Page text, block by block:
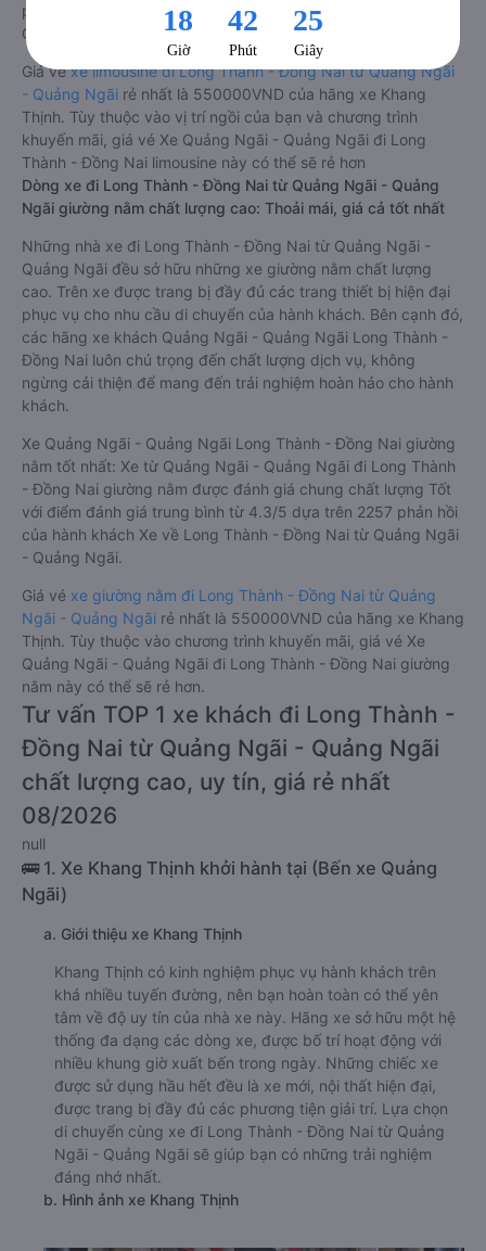
phản hồi của hành khách Xe về Long Thành - Đồng Nai từ
Quảng Ngãi - Quảng Ngãi.
Giá véxe limousine đi Long Thành - Đồng Nai từ Quảng Ngãi
- Quảng Ngãi rẻ nhất là 550000VND của hãng xe Khang
Thịnh. Tùy thuộc vào vị trí ngồi của bạn và chương trình
khuyến mãi, giá vé Xe Quảng Ngãi - Quảng Ngãi đi Long
Thành - Đồng Nai limousine này có thể sẽ rẻ hơn
Dòng xe đi Long Thành - Đồng Nai từ Quảng Ngãi - Quảng
Ngãi giường nằm chất lượng cao: Thoải mái, giá cả tốt nhất
Những nhà xe đi Long Thành - Đồng Nai từ Quảng Ngãi -
Quảng Ngãi đều sở hữu những xe giường nằm chất lượng
cao. Trên xe được trang bị đầy đủ các trang thiết bị hiện đại
phục vụ cho nhu cầu di chuyển của hành khách. Bên cạnh đó,
các hãng xe khách Quảng Ngãi - Quảng Ngãi Long Thành -
Đồng Nai luôn chú trọng đến chất lượng dịch vụ, không
ngừng cải thiện để mang đến trải nghiệm hoàn hảo cho hành
khách.
Xe Quảng Ngãi - Quảng Ngãi Long Thành - Đồng Nai giường
nằm tốt nhất: Xe từ Quảng Ngãi - Quảng Ngãi đi Long Thành
- Đồng Nai giường nằm được đánh giá chung chất lượng Tốt
với điểm đánh giá trung bình từ 4.3/5 dựa trên 2257 phản hồi
của hành khách Xe về Long Thành - Đồng Nai từ Quảng Ngãi
- Quảng Ngãi.
Giá vé xe giường nằm đi Long Thành - Đồng Nai từ Quảng
Ngãi - Quảng Ngãi rẻ nhất là 550000VND của hãng xe Khang
Thịnh. Tùy thuộc vào chương trình khuyến mãi, giá vé Xe
Quảng Ngãi - Quảng Ngãi đi Long Thành - Đồng Nai giường
nằm này có thể sẽ rẻ hơn.
Tư vấn TOP 1 xe khách đi Long Thành -
Đồng Nai từ Quảng Ngãi - Quảng Ngãi
chất lượng cao, uy tín, giá rẻ nhất
08/2026
null
🚌 1. Xe Khang Thịnh khởi hành tại (Bến xe Quảng
Ngãi)
a. Giới thiệu xe Khang Thịnh
Khang Thịnh có kinh nghiệm phục vụ hành khách trên
khá nhiều tuyến đường, nên bạn hoàn toàn có thể yên
tâm về độ uy tín của nhà xe này. Hãng xe sở hữu một hệ
thống đa dạng các dòng xe, được bố trí hoạt động với
nhiều khung giờ xuất bến trong ngày. Những chiếc xe
được sử dụng hầu hết đều là xe mới, nội thất hiện đại,
được trang bị đầy đủ các phương tiện giải trí. Lựa chọn
di chuyển cùng xe đi Long Thành - Đồng Nai từ Quảng
Ngãi - Quảng Ngãi sẽ giúp bạn có những trải nghiệm
đáng nhớ nhất.
b. Hình ảnh xe Khang Thịnh